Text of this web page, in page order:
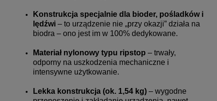
Konstrukcja specjalnie dla bioder, pośladków i
lędźwi – to urządzenie nie „przy okazji” działa na
biodra – ono jest im w 100% dedykowane.
Materiał nylonowy typu ripstop – trwały,
odporny na uszkodzenia mechaniczne i
intensywne użytkowanie.
Lekka konstrukcja (ok. 1,54 kg) – wygodne